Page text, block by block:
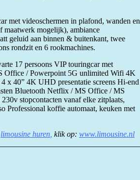
met videoschermen in plafond, wanden en
maatwerk mogelijk), ambiance
geluid aan binnen & buitenkant, twee
rondzit en 6 rookmachines.
17 persoons VIP touringcar met
Office / Powerpoint 5G unlimited Wifi 4K
x 40” 4K UHD presentatie screens Hi-end
Bluetooth Netflix / MS Office / MS
stopcontacten vanaf elke zitplaats,
Professional koffie automaat, keuken met
limousine huren klik op: www.limousine.nl